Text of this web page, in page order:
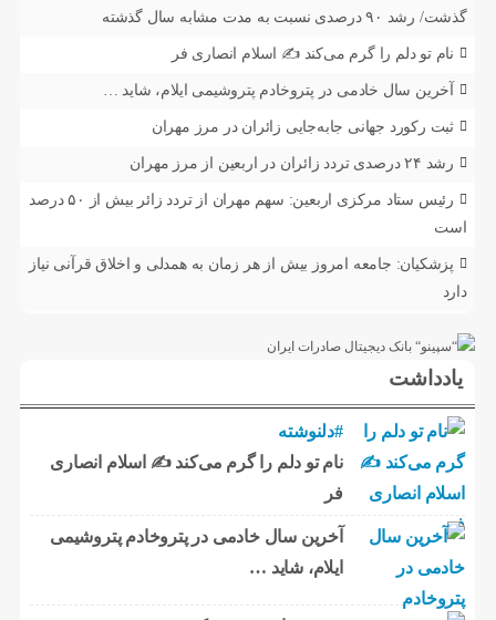
گذشت/ رشد ۹۰ درصدی نسبت به مدت مشابه سال گذشته
نام تو دلم را گرم می‌کند ✍️ اسلام انصاری فر
آخرین سال خادمی در پتروخادم پتروشیمی ایلام، شاید …
ثبت رکورد جهانی جابه‌جایی زائران در مرز مهران
رشد ۲۴ درصدی تردد زائران در اربعین از مرز مهران
رئیس ستاد مرکزی اربعین: سهم مهران از تردد زائر بیش از ۵۰ درصد
است
پزشکیان: جامعه امروز بیش از هر زمان به همدلی و اخلاق قرآنی نیاز
دارد
یادداشت
#دلنوشته
نام تو دلم را گرم می‌کند ✍️ اسلام انصاری
فر
آخرین سال خادمی در پتروخادم پتروشیمی
ایلام، شاید …